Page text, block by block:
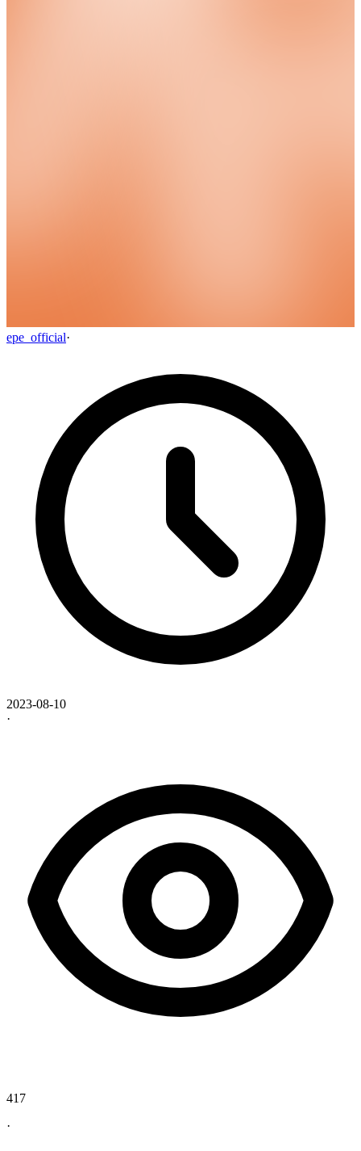
epe_official·
2023-08-10
·
417
·